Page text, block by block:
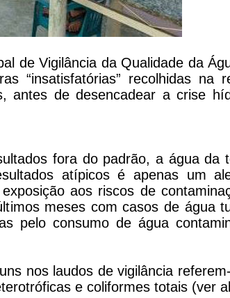
de Vigilância da Qualidade da
“insatisfatórias” recolhidas na
antes de desencadear a crise
fora do padrão, a água da
atípicos é apenas um
aos riscos de
meses com casos de água
pelo consumo de água
nos laudos de vigilância
e coliformes totais (ver